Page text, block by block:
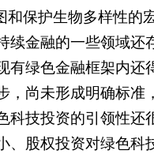
保护生物多样性的
续金融的一些领域还
有绿色金融框架内还
，尚未形成明确标准
科技投资的引领性还
、股权投资对绿色科